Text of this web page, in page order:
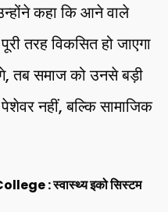
कहा कि आने वाले
तरह विकसित हो जाएगा
तब समाज को उनसे बड़ी
नहीं, बल्कि सामाजिक
:स्वास्थ्य इको सिस्टम